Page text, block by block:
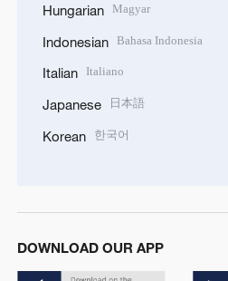
Hungarian Magyar
Indonesian Bahasa Indonesia
Italian Italiano
Japanese 日本語
Korean 한국어
DOWNLOAD OUR APP